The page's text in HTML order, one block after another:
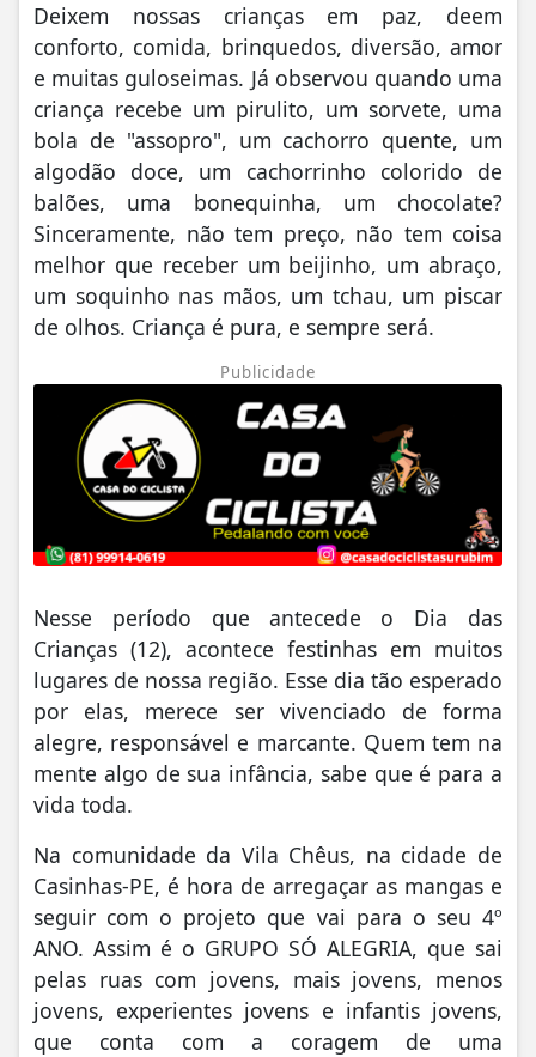
Deixem nossas crianças em paz, deem
conforto, comida, brinquedos, diversão, amor
e muitas guloseimas. Já observou quando uma
criança recebe um pirulito, um sorvete, uma
bola de "assopro", um cachorro quente, um
algodão doce, um cachorrinho colorido de
balões, uma bonequinha, um chocolate?
Sinceramente, não tem preço, não tem coisa
melhor que receber um beijinho, um abraço,
um soquinho nas mãos, um tchau, um piscar
de olhos. Criança é pura, e sempre será.
Publicidade
Nesse período que antecede o Dia das
Crianças (12), acontece festinhas em muitos
lugares de nossa região. Esse dia tão esperado
por elas, merece ser vivenciado de forma
alegre, responsável e marcante. Quem tem na
mente algo de sua infância, sabe que é para a
vida toda.
Na comunidade da Vila Chêus, na cidade de
Casinhas-PE, é hora de arregaçar as mangas e
seguir com o projeto que vai para o seu 4º
ANO. Assim é o GRUPO SÓ ALEGRIA, que sai
pelas ruas com jovens, mais jovens, menos
jovens, experientes jovens e infantis jovens,
que conta com a coragem de uma